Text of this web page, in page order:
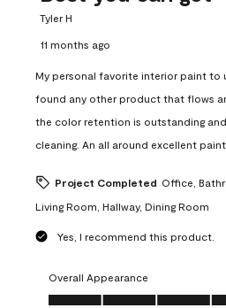
Tyler H
11 months ago
My personal favorite interior paint to
found any other product that flows
the color retention is outstanding
cleaning. An all around excellent paint.
Project Completed Office,
Living Room, Hallway, Dining Room
Yes, I recommend this product.
Overall Appearance
Overall Appearance, 5.0 out of 5